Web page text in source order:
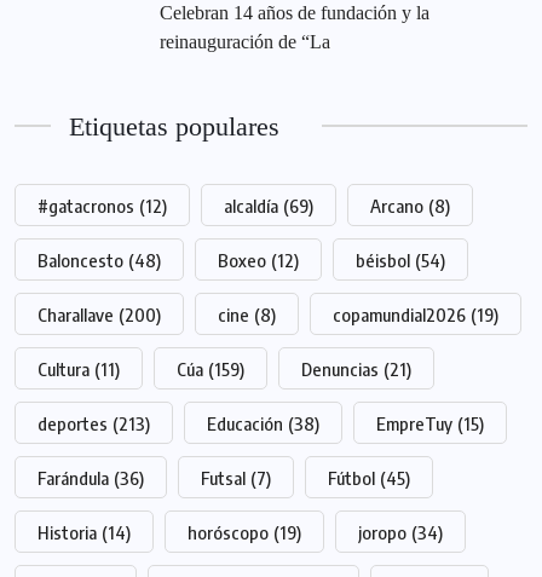
Celebran 14 años de fundación y la
reinauguración de “La
Etiquetas populares
#gatacronos (12) alcaldía (69) Arcano (8)
Baloncesto (48) Boxeo (12) béisbol (54)
Charallave (200) cine (8) copamundial2026 (19)
Cultura (11) Cúa (159) Denuncias (21)
deportes (213) Educación (38) EmpreTuy (15)
Farándula (36) Futsal (7) Fútbol (45)
Historia (14) horóscopo (19) joropo (34)